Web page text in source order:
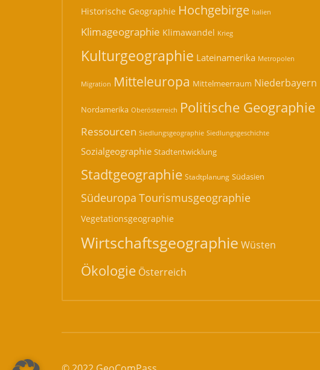
Historische Geographie Hochgebirge Italien
Klimageographie Klimawandel Krieg
Kulturgeographie Lateinamerika Metropolen
Migration Mitteleuropa Mittelmeerraum Niederbayern
Nordamerika Oberösterreich Politische Geographie
Ressourcen Siedlungsgeographie Siedlungsgeschichte
Sozialgeographie Stadtentwicklung
Stadtgeographie Stadtplanung Südasien
Südeuropa Tourismusgeographie
Vegetationsgeographie
Wirtschaftsgeographie Wüsten
Ökologie Österreich